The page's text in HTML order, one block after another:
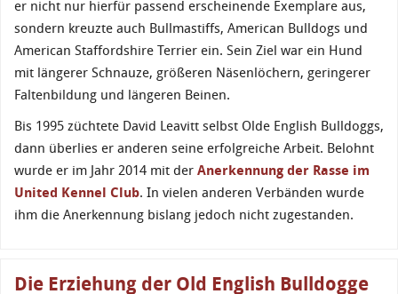
er nicht nur hierfür passend erscheinende Exemplare aus,
sondern kreuzte auch Bullmastiffs, American Bulldogs und
American Staffordshire Terrier ein. Sein Ziel war ein Hund
mit längerer Schnauze, größeren Näsenlöchern, geringerer
Faltenbildung und längeren Beinen.
Bis 1995 züchtete David Leavitt selbst Olde English Bulldoggs,
dann überlies er anderen seine erfolgreiche Arbeit. Belohnt
wurde er im Jahr 2014 mit der Anerkennung der Rasse im
United Kennel Club. In vielen anderen Verbänden wurde
ihm die Anerkennung bislang jedoch nicht zugestanden.
Die Erziehung der Old English Bulldogge